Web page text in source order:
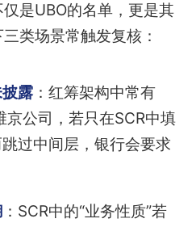
是UBO的名单，更是其
类场景常触发复核：
露：红筹架构中常有
京公司，若只在SCR中填
过中间层，银行会要求
：SCR中的“业务性质”若